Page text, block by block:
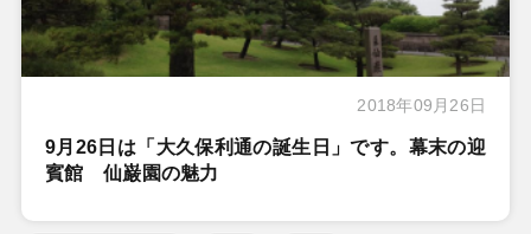
2018年09月26日
9月26日は「大久保利通の誕生日」です。幕末の迎
賓館 仙巌園の魅力